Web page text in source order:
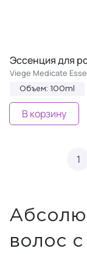
Эссенция для
Viege Medicate
Объем: 100ml
В корзину
1
волос